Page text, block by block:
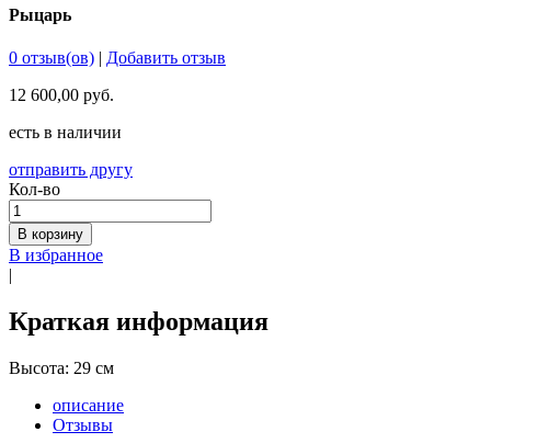
Рыцарь
0 отзыв(ов) | Добавить отзыв
12 600,00 руб.
есть в наличии
отправить другу
Кол-во
В корзину
В избранное
|
Краткая информация
Высота: 29 см
описание
Отзывы